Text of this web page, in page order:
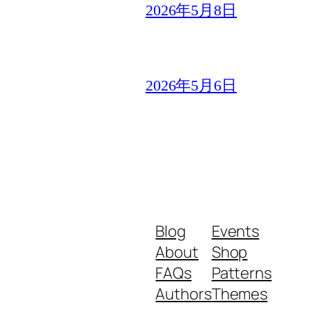
2026年5月8日
2026年5月6日
Blog
About
FAQs
Authors
Events
Shop
Patterns
Themes